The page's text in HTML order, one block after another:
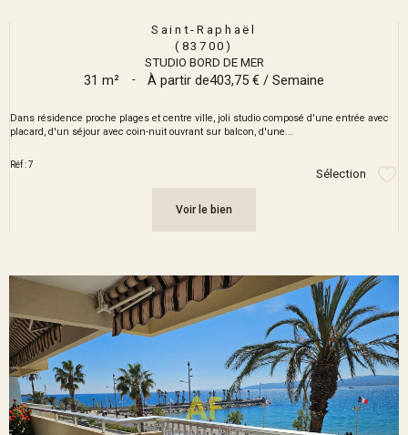
Saint-Raphaël
(83700)
STUDIO BORD DE MER
31 m² - À partir de403,75 € / Semaine
Dans résidence proche plages et centre ville, joli studio composé d'une entrée avec
placard, d'un séjour avec coin-nuit ouvrant sur balcon, d'une...
Réf : 7
Sélection
Voir le bien